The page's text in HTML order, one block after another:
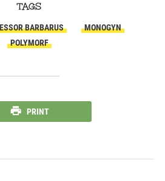
TAGS
BARBARUS
MONOGYN
POLYMORF
PRINT